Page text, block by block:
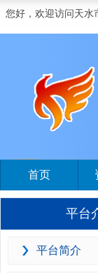
您好，欢迎访问天水
首页
平台
平台简介